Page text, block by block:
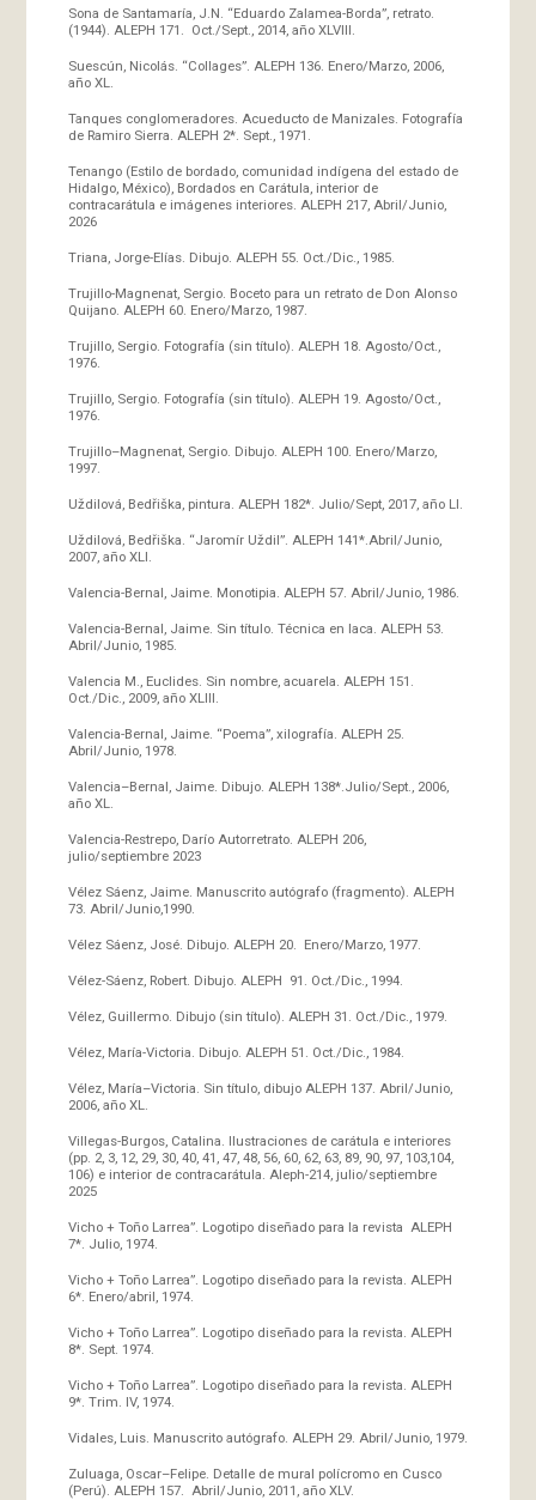
Sona de Santamaría, J.N. “Eduardo Zalamea-Borda”, retrato.
(1944). ALEPH 171. Oct./Sept., 2014, año XLVIII.
Suescún, Nicolás. “Collages”. ALEPH 136. Enero/Marzo, 2006,
año XL.
Tanques conglomeradores. Acueducto de Manizales. Fotografía
de Ramiro Sierra. ALEPH 2*. Sept., 1971.
Tenango (Estilo de bordado, comunidad indígena del estado de
Hidalgo, México), Bordados en Carátula, interior de
contracarátula e imágenes interiores. ALEPH 217, Abril/Junio,
2026
Triana, Jorge-Elías. Dibujo. ALEPH 55. Oct./Dic., 1985.
Trujillo-Magnenat, Sergio. Boceto para un retrato de Don Alonso
Quijano. ALEPH 60. Enero/Marzo, 1987.
Trujillo, Sergio. Fotografía (sin título). ALEPH 18. Agosto/Oct.,
1976.
Trujillo, Sergio. Fotografía (sin título). ALEPH 19. Agosto/Oct.,
1976.
Trujillo–Magnenat, Sergio. Dibujo. ALEPH 100. Enero/Marzo,
1997.
Uždilová, Bedřiška, pintura. ALEPH 182*. Julio/Sept, 2017, año LI.
Uždilová, Bedřiška. “Jaromír Uždil”. ALEPH 141*.Abril/Junio,
2007, año XLI.
Valencia-Bernal, Jaime. Monotipia. ALEPH 57. Abril/Junio, 1986.
Valencia-Bernal, Jaime. Sin título. Técnica en laca. ALEPH 53.
Abril/Junio, 1985.
Valencia M., Euclides. Sin nombre, acuarela. ALEPH 151.
Oct./Dic., 2009, año XLIII.
Valencia-Bernal, Jaime. “Poema”, xilografía. ALEPH 25.
Abril/Junio, 1978.
Valencia–Bernal, Jaime. Dibujo. ALEPH 138*.Julio/Sept., 2006,
año XL.
Valencia-Restrepo, Darío Autorretrato. ALEPH 206,
julio/septiembre 2023
Vélez Sáenz, Jaime. Manuscrito autógrafo (fragmento). ALEPH
73. Abril/Junio,1990.
Vélez Sáenz, José. Dibujo. ALEPH 20. Enero/Marzo, 1977.
Vélez-Sáenz, Robert. Dibujo. ALEPH 91. Oct./Dic., 1994.
Vélez, Guillermo. Dibujo (sin título). ALEPH 31. Oct./Dic., 1979.
Vélez, María-Victoria. Dibujo. ALEPH 51. Oct./Dic., 1984.
Vélez, María–Victoria. Sin título, dibujo ALEPH 137. Abril/Junio,
2006, año XL.
Villegas-Burgos, Catalina. Ilustraciones de carátula e interiores
(pp. 2, 3, 12, 29, 30, 40, 41, 47, 48, 56, 60, 62, 63, 89, 90, 97, 103,104,
106) e interior de contracarátula. Aleph-214, julio/septiembre
2025
Vicho + Toño Larrea”. Logotipo diseñado para la revista ALEPH
7*. Julio, 1974.
Vicho + Toño Larrea”. Logotipo diseñado para la revista. ALEPH
6*. Enero/abril, 1974.
Vicho + Toño Larrea”. Logotipo diseñado para la revista. ALEPH
8*. Sept. 1974.
Vicho + Toño Larrea”. Logotipo diseñado para la revista. ALEPH
9*. Trim. IV, 1974.
Vidales, Luis. Manuscrito autógrafo. ALEPH 29. Abril/Junio, 1979.
Zuluaga, Oscar–Felipe. Detalle de mural polícromo en Cusco
(Perú). ALEPH 157. Abril/Junio, 2011, año XLV.